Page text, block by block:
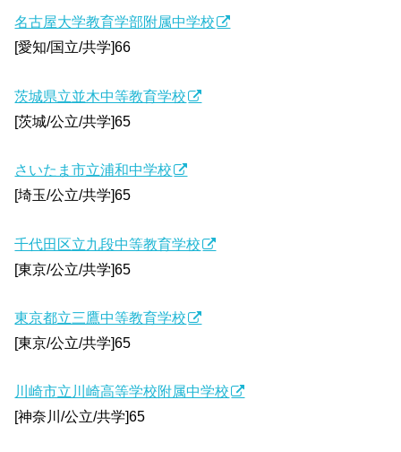
名古屋大学教育学部附属中学校
[愛知/国立/共学]66
茨城県立並木中等教育学校
[茨城/公立/共学]65
さいたま市立浦和中学校
[埼玉/公立/共学]65
千代田区立九段中等教育学校
[東京/公立/共学]65
東京都立三鷹中等教育学校
[東京/公立/共学]65
川崎市立川崎高等学校附属中学校
[神奈川/公立/共学]65